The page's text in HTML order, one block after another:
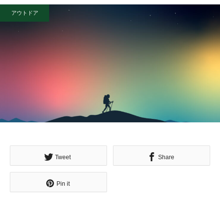
アウトドア
Tweet Share
Pin it